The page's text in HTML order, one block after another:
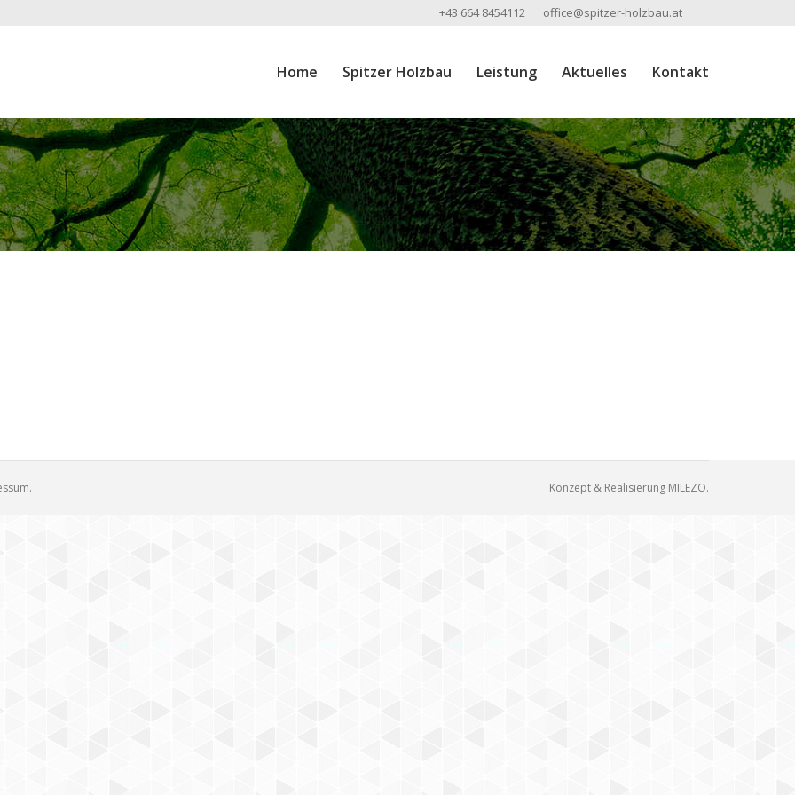
+43 664 8454112 office@spitzer-holzbau.at
Home Spitzer Holzbau Leistung Aktuelles Kontakt
. Konzept & Realisierung MILEZO.